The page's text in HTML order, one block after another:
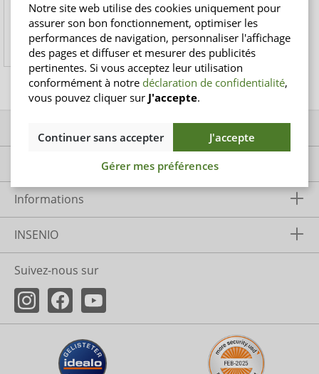
de19,50 CHF
0,98 CHF / pièce/s
Informations
INSENIO
Suivez-nous sur
Notre site web utilise des cookies uniquement pour
assurer son bon fonctionnement, optimiser les
performances de navigation, personnaliser l'affichage
des pages et diffuser et mesurer des publicités
pertinentes. Si vous acceptez leur utilisation
conformément à notre déclaration de confidentialité,
vous pouvez cliquer sur J'accepte.
Continuer sans accepter
J'accepte
Gérer mes préférences